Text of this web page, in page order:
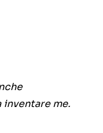
me.